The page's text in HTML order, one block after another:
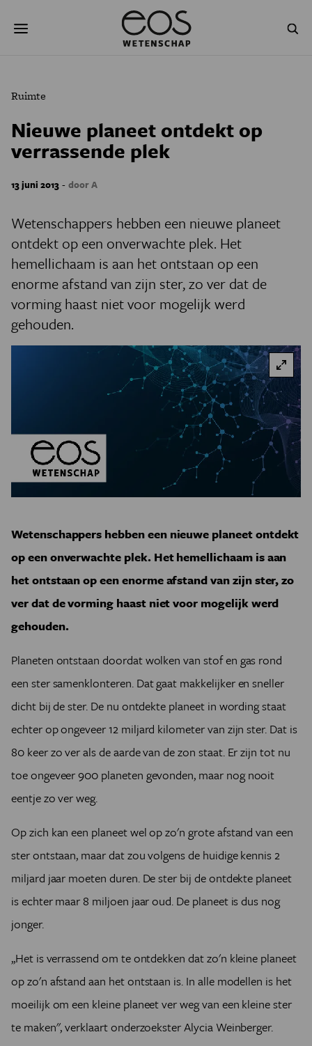
naar
NATUURWETENSCHAPPEN GESCHIEDENIS
PSYCHE & BREIN
PODCAST AGENDA
JONGE UITDAGERS
Ruimte
Nieuwe planeet ontdekt op
verrassende plek
13 juni 2013 - door A
Wetenschappers hebben een nieuwe planeet
ontdekt op een onverwachte plek. Het
hemellichaam is aan het ontstaan op een
enorme afstand van zijn ster, zo ver dat de
vorming haast niet voor mogelijk werd
gehouden.
Wetenschappers hebben een nieuwe planeet ontdekt
op een onverwachte plek. Het hemellichaam is aan
het ontstaan op een enorme afstand van zijn ster, zo
ver dat de vorming haast niet voor mogelijk werd
gehouden.
Planeten ontstaan doordat wolken van stof en gas rond
een ster samenklonteren. Dat gaat makkelijker en sneller
dicht bij de ster. De nu ontdekte planeet in wording staat
echter op ongeveer 12 miljard kilometer van zijn ster. Dat is
80 keer zo ver als de aarde van de zon staat. Er zijn tot nu
toe ongeveer 900 planeten gevonden, maar nog nooit
eentje zo ver weg.
Op zich kan een planeet wel op zo'n grote afstand van een
ster ontstaan, maar dat zou volgens de huidige kennis 2
miljard jaar moeten duren. De ster bij de ontdekte planeet
is echter maar 8 miljoen jaar oud. De planeet is dus nog
jonger.
,,Het is verrassend om te ontdekken dat zo'n kleine planeet
op zo'n afstand aan het ontstaan is. In alle modellen is het
moeilijk om een kleine planeet ver weg van een kleine ster
te maken'', verklaart onderzoekster Alycia Weinberger.